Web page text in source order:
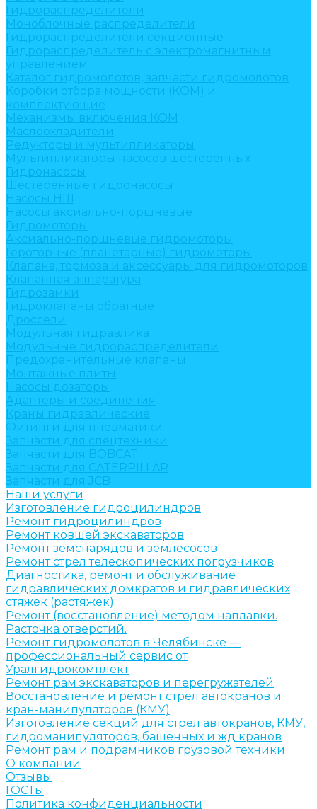
Гидрораспределители
Моноблочные распределители
Гидрораспределители секционные
Гидрораспределитель с электромагнитным
управлением
Каталог гидромолотов, запчасти гидромолотов
Коробки отбора мощности (КОМ) и
комплектующие
Механизмы включения КОМ
Маслоохладители
Редукторы и мультипликаторы
Мультипликаторы насосов шестеренных
Гидронасосы
Шестеренные гидронасосы
Насосы НШ
Насосы аксиально-поршневые
Гидромоторы
Аксиально-поршневые гидромоторы
Героторные (планетарные) гидромоторы
Клапана, тормоза и аксессуары для гидромоторов
Клапанная аппаратура
Гидрозамки
Гидроклапаны обратные
Дроссели
Модульная гидравлика
Модульные гидрораспределители
Предохранительные клапаны
Монтажные плиты
Насосы дозаторы
Адаптеры и соединения
Краны гидравлические
Фитинги для пневматики
Запчасти для спецтехники
Запчасти для BOBCAT
Запчасти для CATERPILLAR
Запчасти для JCB
Наши услуги
Изготовление гидроцилиндров
Ремонт гидроцилиндров
Ремонт ковшей экскаваторов
Ремонт земснарядов и землесосов
Ремонт стрел телескопических погрузчиков
Диагностика, ремонт и обслуживание
гидравлических домкратов и гидравлических
стяжек (растяжек).
Ремонт (восстановление) методом наплавки.
Расточка отверстий.
Ремонт гидромолотов в Челябинске —
профессиональный сервис от
Уралгидрокомплект
Ремонт рам экскаваторов и перегружателей
Восстановление и ремонт стрел автокранов и
кран-манипуляторов (КМУ)
Изготовление секций для стрел автокранов, КМУ,
гидроманипуляторов, башенных и жд кранов
Ремонт рам и подрамников грузовой техники
О компании
Отзывы
ГОСТы
Политика конфиденциальности